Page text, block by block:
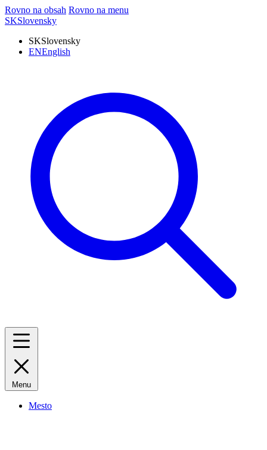
Rovno na obsah Rovno na menu
SKSlovensky
SKSlovensky
ENEnglish
Menu
Mesto